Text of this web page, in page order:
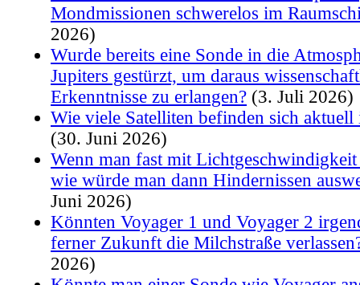
Mondmissionen schwerelos im
2026)
Wurde bereits eine Sonde in die
Jupiters gestürzt, um daraus
Erkenntnisse zu erlangen? (3. Juli 2026)
Wie viele Satelliten befinden sich
(30. Juni 2026)
Wenn man fast mit
wie würde man dann Hindernissen
Juni 2026)
Könnten Voyager 1 und Voyager 2
ferner Zukunft die Milchstraße
2026)